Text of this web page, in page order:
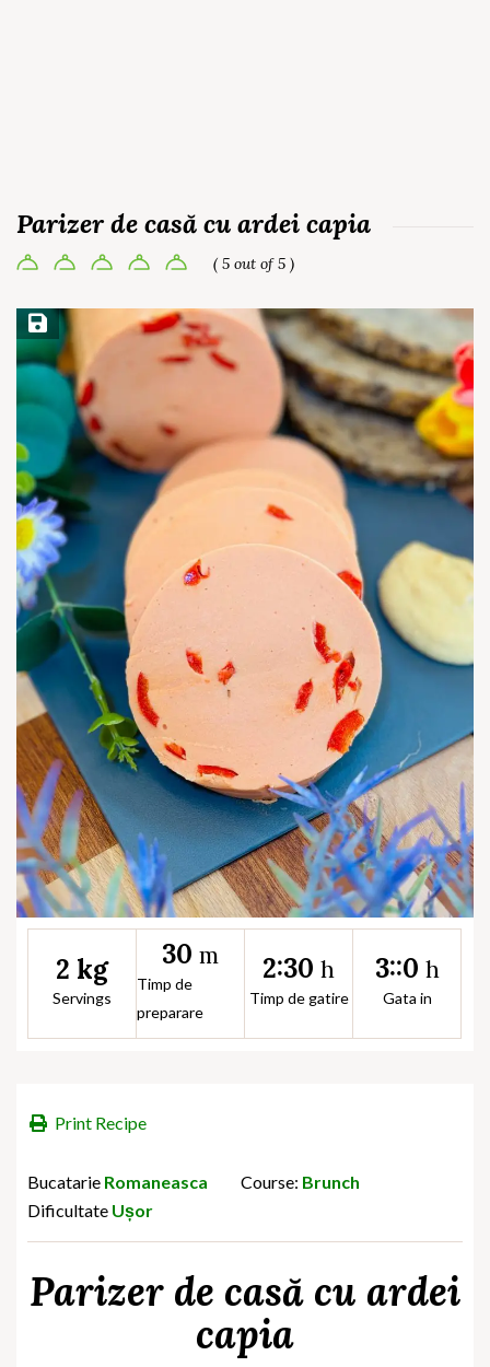
Parizer de casă cu ardei capia
( 5 out of 5 )
Save Recipe
2 kg
Servings
30 m
Timp de
preparare
2:30 h
Timp de gatire
3::0 h
Gata in
Print Recipe
Bucatarie Romaneasca Course: Brunch
Dificultate Ușor
Parizer de casă cu ardei
capia